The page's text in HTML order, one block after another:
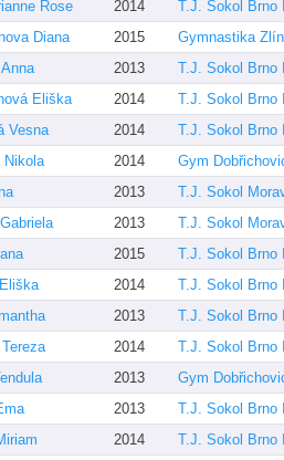
Rose 2014
T.J. Sokol Brno
Diana 2015
Gymnastika Zlín
2013
T.J. Sokol Brno
Eliška 2014
T.J. Sokol Brno
Vesna 2014
T.J. Sokol Brno
Nikola 2014
Gym
2013
T.J. Sokol
2013
T.J. Sokol
2015
T.J. Sokol Brno
2014
T.J. Sokol Brno
2013
T.J. Sokol Brno
2014
T.J. Sokol Brno
2013
Gym
2013
T.J. Sokol Brno
2014
T.J. Sokol Brno